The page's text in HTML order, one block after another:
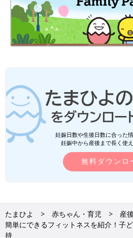
妊娠日数や生後日数に合った
妊娠中から産後まで長く使
無料ダウンロ
たまひよ 赤ちゃん・育児 産
簡単にできるフィットネスを紹介！子
持